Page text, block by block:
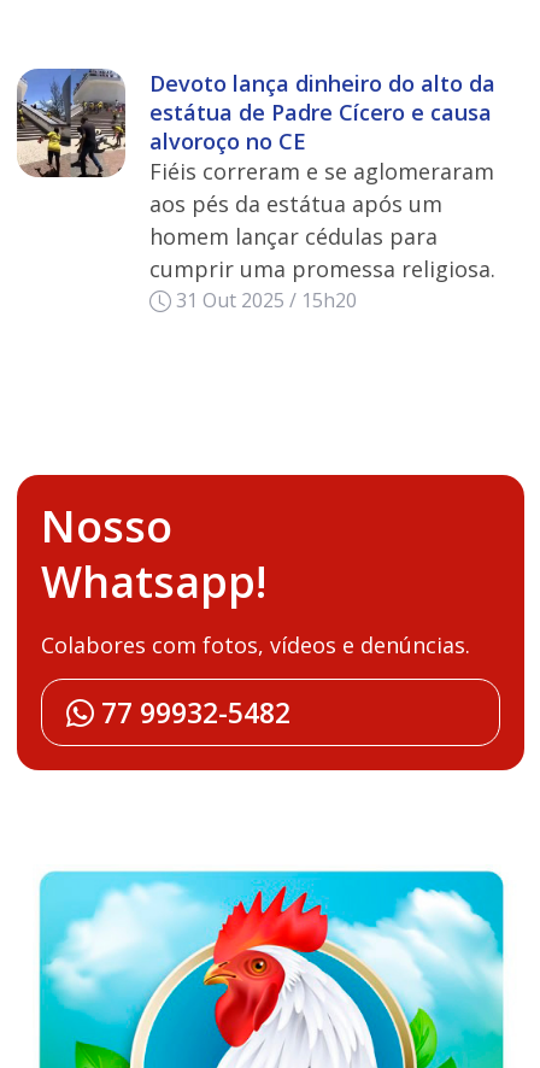
Devoto lança dinheiro do alto da
estátua de Padre Cícero e causa
alvoroço no CE
Fiéis correram e se aglomeraram
aos pés da estátua após um
homem lançar cédulas para
cumprir uma promessa religiosa.
31 Out 2025 / 15h20
Nosso
Whatsapp!
Colabores com fotos, vídeos e denúncias.
77 99932-5482